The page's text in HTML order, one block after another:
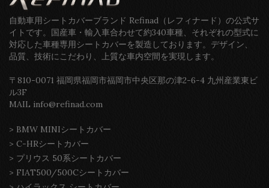
自動車用シートカバーブランド Refinad（レフィナード）の公式サ
イトです。国産車・輸入車合わせて約340車種、それぞれの型式に
対応した車種専用シートカバーを製造しております。デザイン、
品質、技術にこだわり、上質な車内空間を実現します。
〒810-0071 福岡県福岡市福岡市中央区那の津2-6-4 九州産業東ビ
ル3F
MAIL info@refinad.com
> BMW MINIシートカバー
> C-HRシートカバー
> プリウス 50系シートカバー
> FIAT500/500Cシートカバー